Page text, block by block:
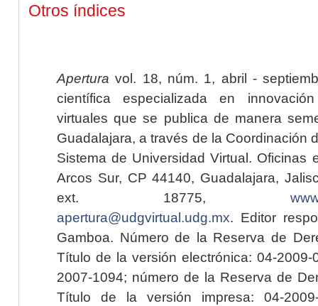
Otros índices
Apertura vol. 18, núm. 1, abril -
científica especializada en
virtuales que se publica de manera
Guadalajara, a través de la Coordinación
Sistema de Universidad Virtual. Oficinas
Arcos Sur, CP 44140, Guadalajara,
ext. 18775,
apertura@udgvirtual.udg.mx. Editor
Gamboa. Número de la Reserva de
Título de la versión electrónica: 04-2009-
2007-1094; número de la Reserva de
Título de la versión impresa: 04-2009-